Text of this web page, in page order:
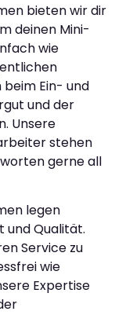
bieten wir dir
deinen Mini-
wie
Ein- und
und der
Unsere
stehen
gerne all
legen
und Qualität.
Service zu
wie
Expertise